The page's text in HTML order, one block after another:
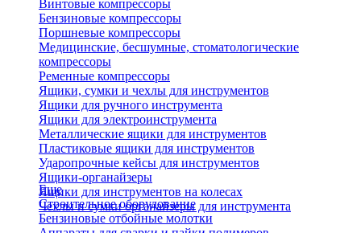
Винтовые компрессоры
Бензиновые компрессоры
Поршневые компрессоры
Медицинские, бесшумные, стоматологические
компрессоры
Ременные компрессоры
Ящики, сумки и чехлы для инструментов
Ящики для ручного инструмента
Ящики для электроинструмента
Металлические ящики для инструментов
Пластиковые ящики для инструментов
Ударопрочные кейсы для инструментов
Ящики-органайзеры
Ящики для инструментов на колесах
Чехлы и сумки органайзеры для инструмента
Еще
Строительное оборудование
Бензиновые отбойные молотки